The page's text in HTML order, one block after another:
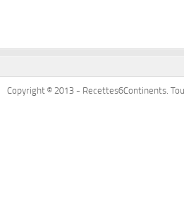
Copyright © 2013 - Recettes6Continents.